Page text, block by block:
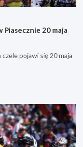
20 maja
pojawi się 20 maja